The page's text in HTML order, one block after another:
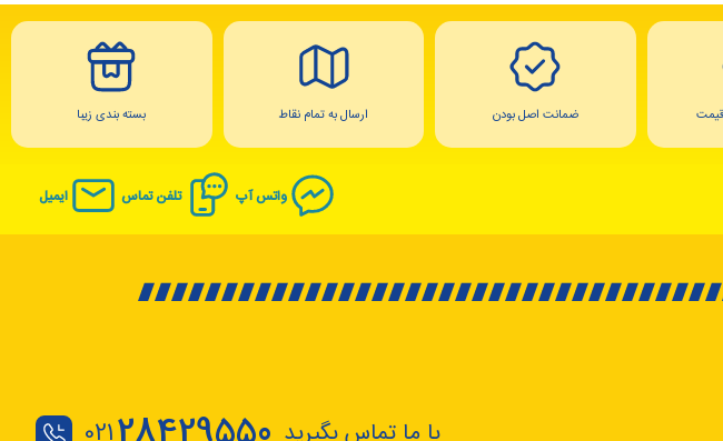
ضمانت اصل بودن ارسال به تمام نقاط بسته بندی زیبا
واتس آپ تلفن تماس ایمیل